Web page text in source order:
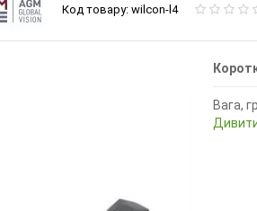
Код товару: wilcon-l4
Вага,